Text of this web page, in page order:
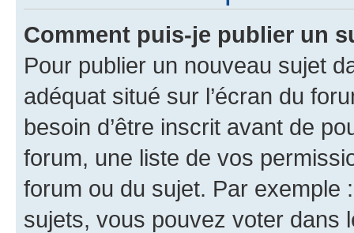
Comment puis-je publier un
Pour publier un nouveau sujet
adéquat situé sur l’écran du
besoin d’être inscrit avant de
forum, une liste de vos
forum ou du sujet. Par exemple
sujets, vous pouvez voter dans